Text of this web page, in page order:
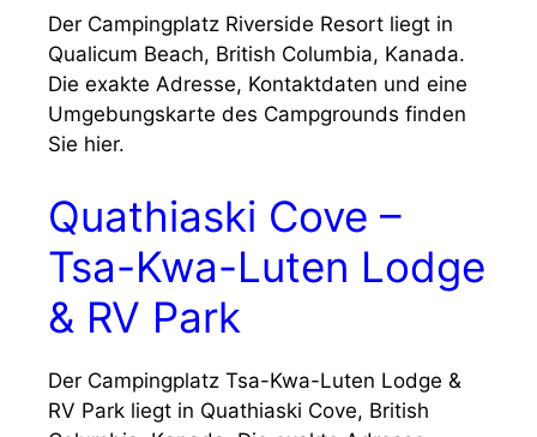
Der Campingplatz Riverside Resort liegt in
Qualicum Beach, British Columbia, Kanada.
Die exakte Adresse, Kontaktdaten und eine
Umgebungskarte des Campgrounds finden
Sie hier.
Quathiaski Cove –
Tsa-Kwa-Luten Lodge
& RV Park
Der Campingplatz Tsa-Kwa-Luten Lodge &
RV Park liegt in Quathiaski Cove, British